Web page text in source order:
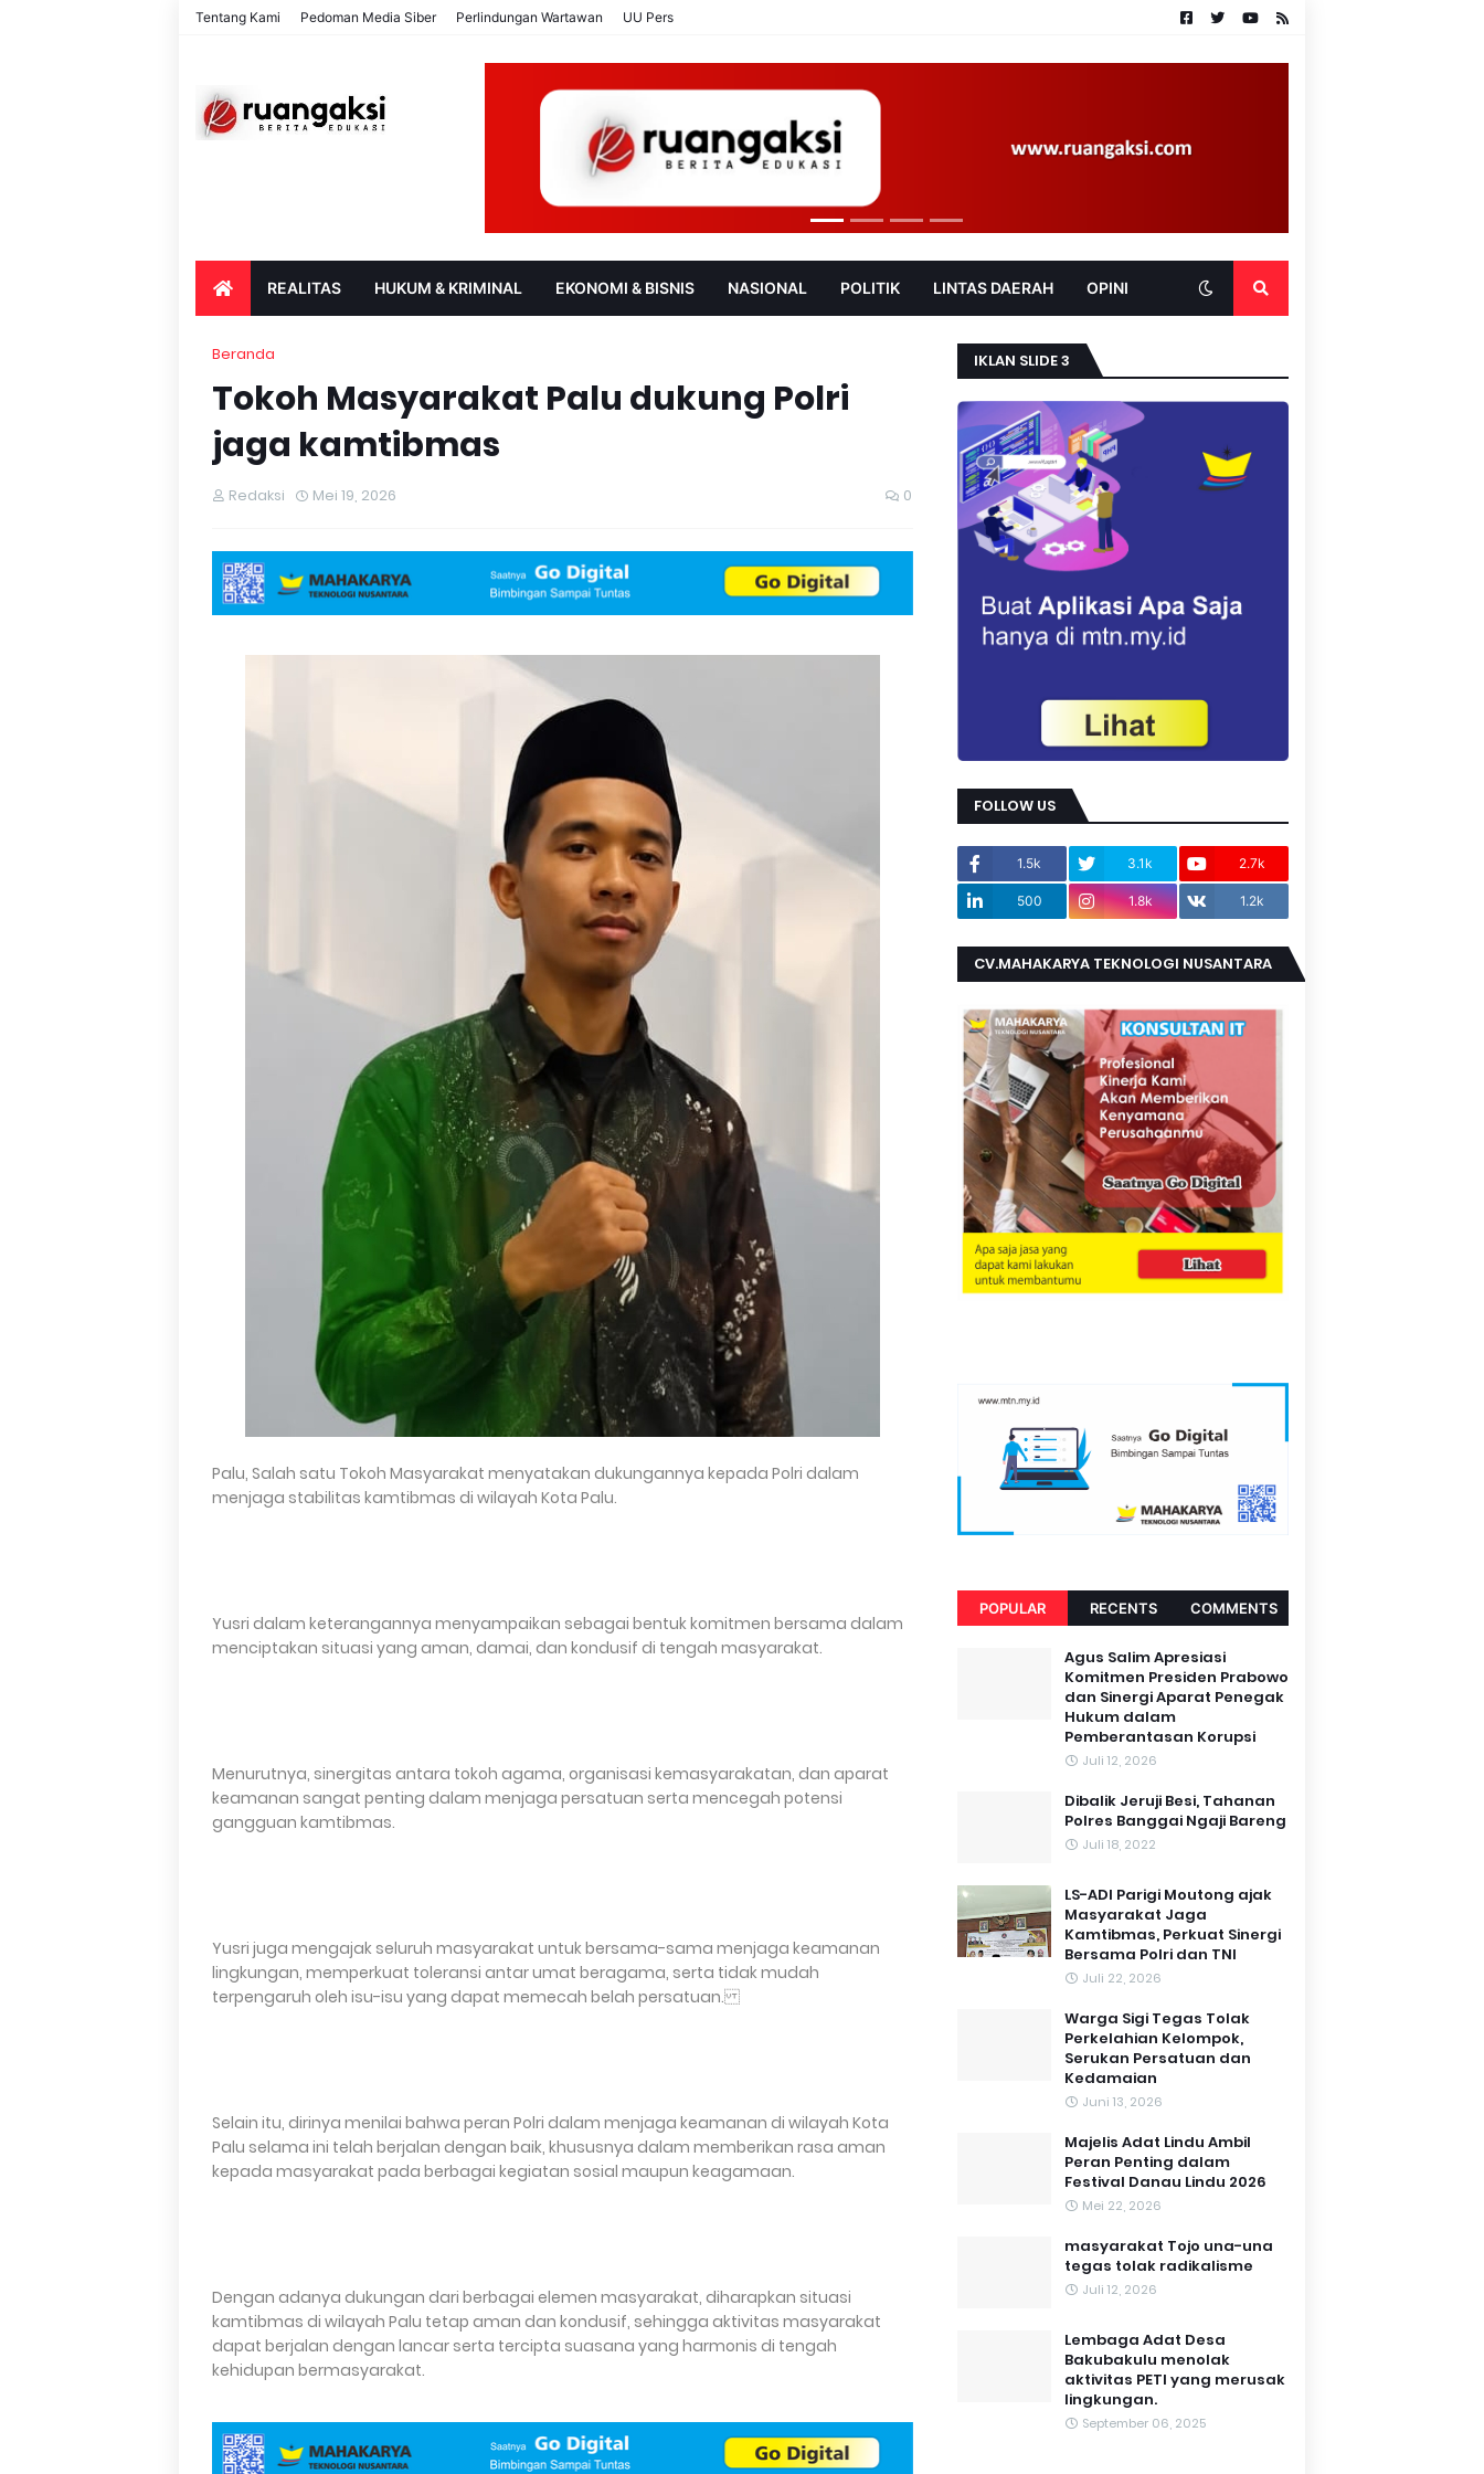
Tentang Kami Pedoman Media Siber Perlindungan Wartawan UU Pers
REALITAS HUKUM & KRIMINAL EKONOMI & BISNIS NASIONAL POLITIK LINTAS DAERAH OPINI
Beranda
Tokoh Masyarakat Palu dukung Polri
jaga kamtibmas
Redaksi Mei 19, 2026 0
Palu, Salah satu Tokoh Masyarakat menyatakan dukungannya kepada Polri dalam
menjaga stabilitas kamtibmas di wilayah Kota Palu.
Yusri dalam keterangannya menyampaikan sebagai bentuk komitmen bersama dalam
menciptakan situasi yang aman, damai, dan kondusif di tengah masyarakat.
Menurutnya, sinergitas antara tokoh agama, organisasi kemasyarakatan, dan aparat
keamanan sangat penting dalam menjaga persatuan serta mencegah potensi
gangguan kamtibmas.
Yusri juga mengajak seluruh masyarakat untuk bersama-sama menjaga keamanan
lingkungan, memperkuat toleransi antar umat beragama, serta tidak mudah
terpengaruh oleh isu-isu yang dapat memecah belah persatuan.
Selain itu, dirinya menilai bahwa peran Polri dalam menjaga keamanan di wilayah Kota
Palu selama ini telah berjalan dengan baik, khususnya dalam memberikan rasa aman
kepada masyarakat pada berbagai kegiatan sosial maupun keagamaan.
Dengan adanya dukungan dari berbagai elemen masyarakat, diharapkan situasi
kamtibmas di wilayah Palu tetap aman dan kondusif, sehingga aktivitas masyarakat
dapat berjalan dengan lancar serta tercipta suasana yang harmonis di tengah
kehidupan bermasyarakat.
IKLAN SLIDE 3
FOLLOW US
1.5k 3.1k 2.7k
500 1.8k 1.2k
CV.MAHAKARYA TEKNOLOGI NUSANTARA
POPULAR RECENTS COMMENTS
Agus Salim Apresiasi
Komitmen Presiden Prabowo
dan Sinergi Aparat Penegak
Hukum dalam
Pemberantasan Korupsi
Juli 12, 2026
Dibalik Jeruji Besi, Tahanan
Polres Banggai Ngaji Bareng
Juli 18, 2022
LS-ADI Parigi Moutong ajak
Masyarakat Jaga
Kamtibmas, Perkuat Sinergi
Bersama Polri dan TNI
Juli 22, 2026
Warga Sigi Tegas Tolak
Perkelahian Kelompok,
Serukan Persatuan dan
Kedamaian
Juni 13, 2026
Majelis Adat Lindu Ambil
Peran Penting dalam
Festival Danau Lindu 2026
Mei 22, 2026
masyarakat Tojo una-una
tegas tolak radikalisme
Juli 12, 2026
Lembaga Adat Desa
Bakubakulu menolak
aktivitas PETI yang merusak
lingkungan.
September 06, 2025